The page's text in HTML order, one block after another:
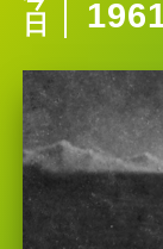
日